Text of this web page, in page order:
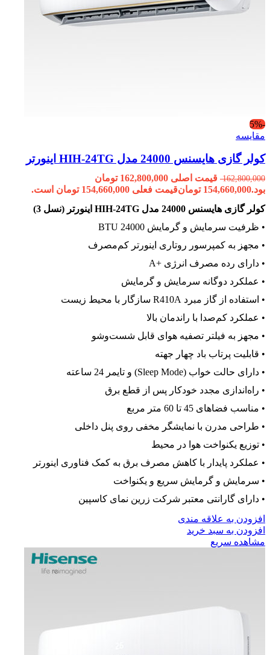
-5%
مقایسه
کولر گازی هایسنس 24000 مدل HIH-24TG اینورتر
162,800,000
قیمت اصلی 162,800,000 تومان
بود.154,660,000 تومانقیمت فعلی 154,660,000 تومان است.
کولر گازی هایسنس 24000 مدل HIH-24TG اینورتر (نسل 3)
• ظرفیت سرمایش و گرمایش 24000 BTU
• مجهز به کمپرسور روتاری اینورتر کم‌مصرف
• دارای رده مصرف انرژی +A
• عملکرد دوگانه سرمایش و گرمایش
• استفاده از گاز مبرد R410A سازگار با محیط زیست
• عملکرد کم‌صدا با راندمان بالا
• مجهز به فیلتر تصفیه هوای قابل شست‌وشو
• قابلیت پرتاب باد چهار جهته
• دارای حالت خواب (Sleep Mode) و تایمر 24 ساعته
• راه‌اندازی مجدد خودکار پس از قطع برق
• مناسب فضاهای 45 تا 60 متر مربع
• طراحی مدرن با نمایشگر مخفی روی پنل داخلی
• توزیع یکنواخت هوا در محیط
• عملکرد پایدار با کاهش مصرف برق به کمک فناوری اینورتر
• سرمایش و گرمایش سریع و یکنواخت
• دارای گارانتی معتبر شرکت زرین نمای کاسپین
افزودن به علاقه مندی
افزودن به سبد خرید
مشاهده سریع